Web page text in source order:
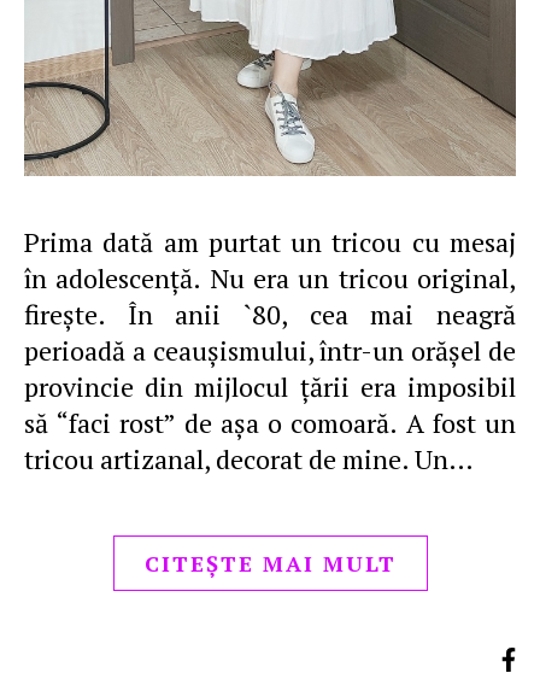
Prima dată am purtat un tricou cu mesaj
în adolescenţă. Nu era un tricou original,
fireşte. În anii `80, cea mai neagră
perioadă a ceauşismului, într-un orăşel de
provincie din mijlocul ţării era imposibil
să “faci rost” de aşa o comoară. A fost un
tricou artizanal, decorat de mine. Un…
CITEȘTE MAI MULT